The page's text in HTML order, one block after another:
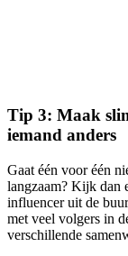
Tip 3: Maak
iemand anders
Gaat één voor één
langzaam? Kijk dan
influencer uit de
met veel volgers in
verschillende